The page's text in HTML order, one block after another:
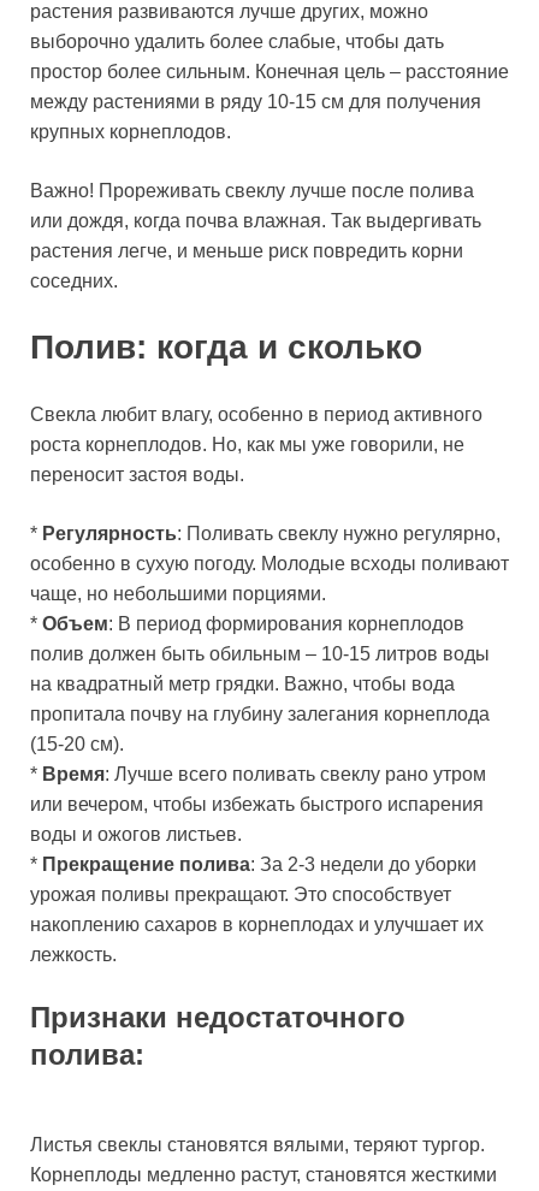
растения развиваются лучше других, можно
выборочно удалить более слабые, чтобы дать
простор более сильным. Конечная цель – расстояние
между растениями в ряду 10-15 см для получения
крупных корнеплодов.
Важно! Прореживать свеклу лучше после полива
или дождя, когда почва влажная. Так выдергивать
растения легче, и меньше риск повредить корни
соседних.
Полив: когда и сколько
Свекла любит влагу, особенно в период активного
роста корнеплодов. Но, как мы уже говорили, не
переносит застоя воды.
* Регулярность: Поливать свеклу нужно регулярно,
особенно в сухую погоду. Молодые всходы поливают
чаще, но небольшими порциями.
* Объем: В период формирования корнеплодов
полив должен быть обильным – 10-15 литров воды
на квадратный метр грядки. Важно, чтобы вода
пропитала почву на глубину залегания корнеплода
(15-20 см).
* Время: Лучше всего поливать свеклу рано утром
или вечером, чтобы избежать быстрого испарения
воды и ожогов листьев.
* Прекращение полива: За 2-3 недели до уборки
урожая поливы прекращают. Это способствует
накоплению сахаров в корнеплодах и улучшает их
лежкость.
Признаки недостаточного
полива:
Листья свеклы становятся вялыми, теряют тургор.
Корнеплоды медленно растут, становятся жесткими